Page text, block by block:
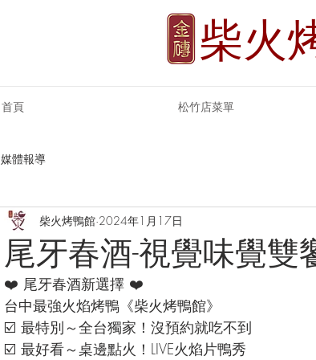
柴火
首頁 松竹店菜單
媒體報導
尾牙春酒-視覺味覺雙
柴火烤鴨館 2024年1月17日
❤️ 尾牙春酒新選擇 ❤️
台中最強火焰烤鴨《柴火烤鴨館》
☑️ 最特別～全台獨家！沒預約就吃不到
☑️ 最好看～桌邊點火！LIVE火焰片鴨秀